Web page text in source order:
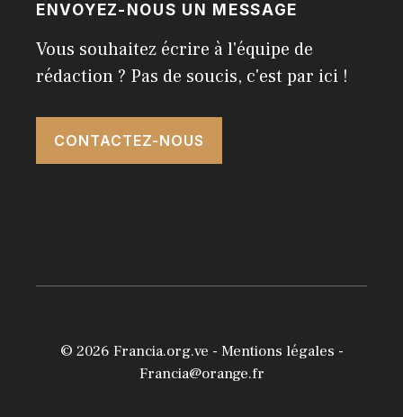
ENVOYEZ-NOUS UN MESSAGE
Vous souhaitez écrire à l'équipe de
rédaction ? Pas de soucis, c'est par ici !
CONTACTEZ-NOUS
© 2026 Francia.org.ve - Mentions légales -
Francia@orange.fr